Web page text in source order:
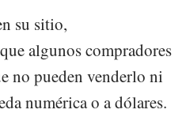
su sitio,
algunos compradores
no pueden venderlo ni
numérica o a dólares.